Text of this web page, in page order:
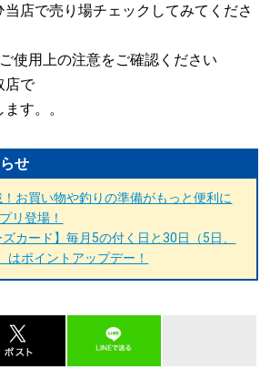
店で売り場チェックしてみてくださ
使用上の注意をご確認ください
店で
す。。
せ
！お買い物や釣りの準備がもっと便利に
リ登場！
カード】毎月5の付く日と30日（5日、
はポイントアップデー！